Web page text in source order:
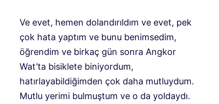
Ve evet, hemen dolandırıldım ve evet, pek
çok hata yaptım ve bunu benimsedim,
öğrendim ve birkaç gün sonra Angkor
Wat’ta bisiklete biniyordum,
hatırlayabildiğimden çok daha mutluydum.
Mutlu yerimi bulmuştum ve o da yoldaydı.